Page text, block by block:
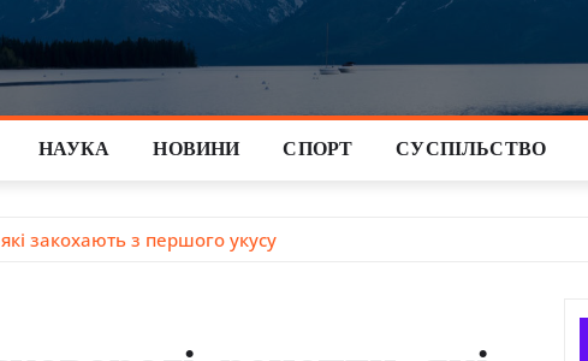
НАУКА НОВИНИ СПОРТ СУСПІЛЬСТВО
закохають з першого укусу